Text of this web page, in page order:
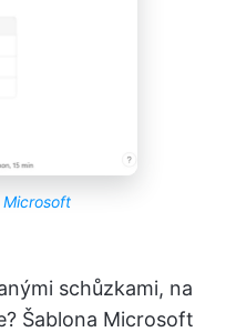
Microsoft
schůzkami, na
Šablona Microsoft